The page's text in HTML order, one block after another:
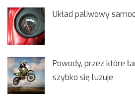
Układ paliwowy
Powody, przez które
szybko się luzuje